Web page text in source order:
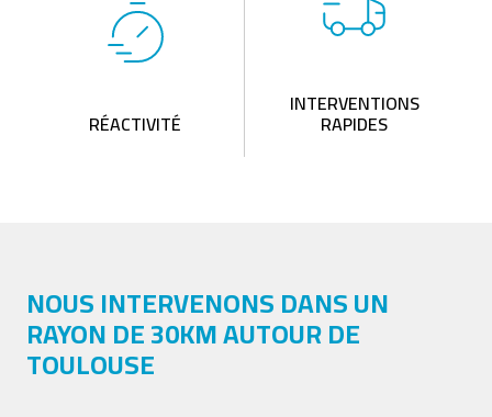
RÉACTIVITÉ
INTERVENTIONS
RAPIDES
NOUS INTERVENONS DANS UN
RAYON DE 30KM AUTOUR DE
TOULOUSE